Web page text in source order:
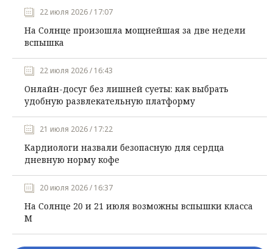
22 июля 2026 / 17:07
На Солнце произошла мощнейшая за две недели
вспышка
22 июля 2026 / 16:43
Онлайн-досуг без лишней суеты: как выбрать
удобную развлекательную платформу
21 июля 2026 / 17:22
Кардиологи назвали безопасную для сердца
дневную норму кофе
20 июля 2026 / 16:37
На Солнце 20 и 21 июля возможны вспышки класса
М